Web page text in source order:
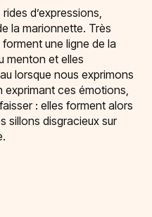
d’expressions,
la marionnette. Très
une ligne de la
menton et elles
lorsque nous exprimons
exprimant ces émotions,
: elles forment alors
sillons disgracieux sur